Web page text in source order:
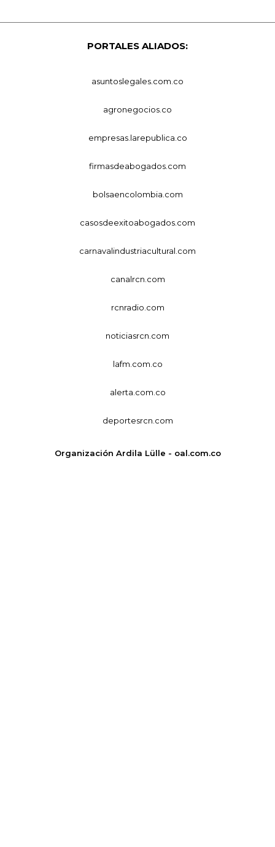
PORTALES ALIADOS:
asuntoslegales.com.co
agronegocios.co
empresas.larepublica.co
firmasdeabogados.com
bolsaencolombia.com
casosdeexitoabogados.com
carnavalindustriacultural.com
canalrcn.com
rcnradio.com
noticiasrcn.com
lafm.com.co
alerta.com.co
deportesrcn.com
Organización Ardila Lülle - oal.com.co